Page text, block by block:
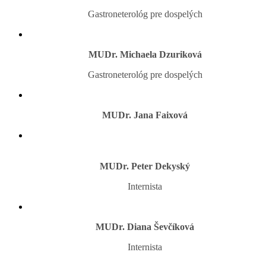
Gastroneterológ pre dospelých
MUDr. Michaela Dzuriková
Gastroneterológ pre dospelých
MUDr. Jana Faixová
MUDr. Peter Dekyský
Internista
MUDr. Diana Ševčíková
Internista